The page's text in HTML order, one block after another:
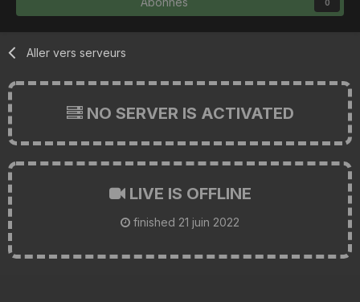
0
Aller vers serveurs
NO SERVER IS ACTIVATED
LIVE IS OFFLINE
finished 21 juin 2022